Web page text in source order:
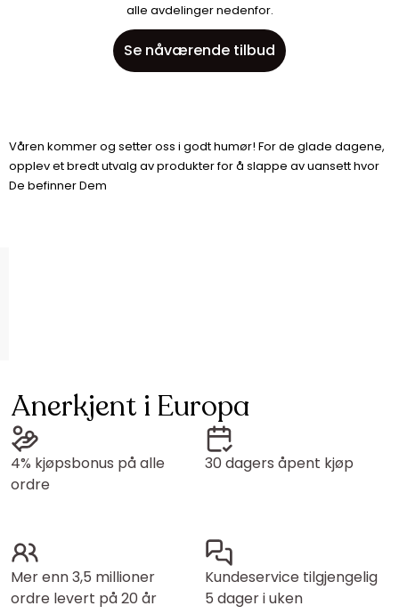
alle avdelinger nedenfor.
Se nåværende tilbud
Våren kommer og setter oss i godt humør! For de glade dagene,
opplev et bredt utvalg av produkter for å slappe av uansett hvor
De befinner Dem
Anerkjent i Europa
4% kjøpsbonus på alle
ordre
30 dagers åpent kjøp
Mer enn 3,5 millioner
ordre levert på 20 år
Kundeservice tilgjengelig
5 dager i uken